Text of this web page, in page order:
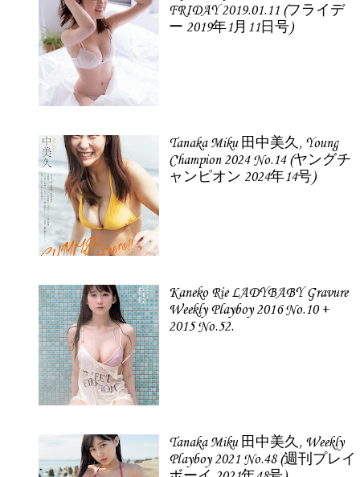
FRIDAY 2019.01.11 (フライデ
ー 2019年1月11日号)
Tanaka Miku 田中美久, Young
Champion 2024 No.14 (ヤングチ
ャンピオン 2024年14号)
Kaneko Rie LADYBABY Gravure
Weekly Playboy 2016 No.10 +
2015 No.52.
Tanaka Miku 田中美久, Weekly
Playboy 2021 No.48 (週刊プレイ